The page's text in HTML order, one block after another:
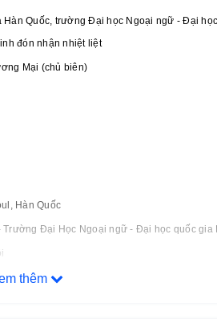
Quốc, trường Đại học Ngoại ngữ - Đại
đón nhận nhiệt liệt
Mại (chủ biên)
Hàn Quốc
Đại Học Ngoại ngữ - Đại học quốc gia
thêm